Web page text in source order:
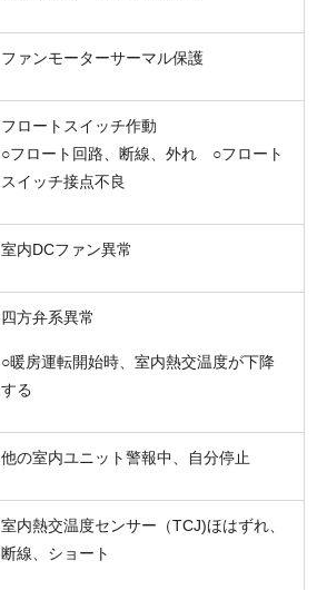
ファンモーターサーマル保護
フロートスイッチ作動
○フロート回路、断線、外れ ○フロート
スイッチ接点不良
室内DCファン異常
四方弁系異常
○暖房運転開始時、室内熱交温度が下降
する
他の室内ユニット警報中、自分停止
室内熱交温度センサー（TCJ)ほはずれ、
断線、ショート